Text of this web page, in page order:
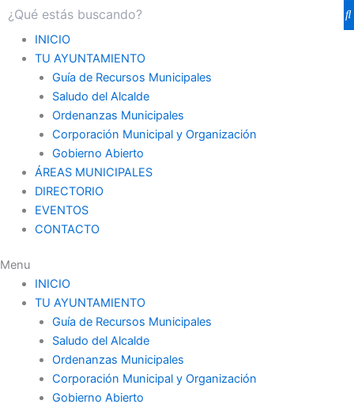
INICIO
TU AYUNTAMIENTO
Guía de Recursos Municipales
Saludo del Alcalde
Ordenanzas Municipales
Corporación Municipal y Organización
Gobierno Abierto
ÁREAS MUNICIPALES
DIRECTORIO
EVENTOS
CONTACTO
Menu
INICIO
TU AYUNTAMIENTO
Guía de Recursos Municipales
Saludo del Alcalde
Ordenanzas Municipales
Corporación Municipal y Organización
Gobierno Abierto